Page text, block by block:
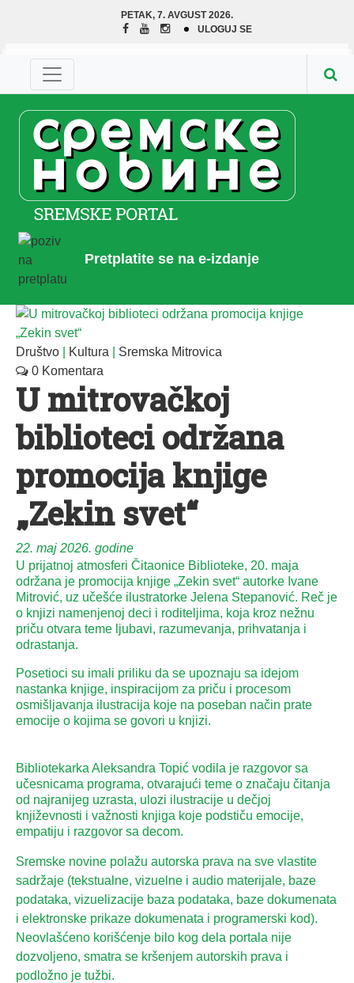
PETAK, 7. AVGUST 2026.
ULOGUJ SE
Pretplatite se na e-izdanje
Društvo Kultura
Sremska Mitrovica
0 Komentara
U mitrovačkoj
biblioteci održana
promocija knjige
„Zekin svet“
22. maj 2026. godine
U prijatnoj atmosferi Čitaonice Biblioteke, 20. maja
održana je promocija knjige „Zekin svet“ autorke Ivane
Mitrović, uz učešće ilustratorke Jelena Stepanović. Reč je
o knjizi namenjenoj deci i roditeljima, koja kroz nežnu
priču otvara teme ljubavi, razumevanja, prihvatanja i
odrastanja.
Posetioci su imali priliku da se upoznaju sa idejom
nastanka knjige, inspiracijom za priču i procesom
osmišljavanja ilustracija koje na poseban način prate
emocije o kojima se govori u knjizi.
Bibliotekarka Aleksandra Topić vodila je razgovor sa
učesnicama programa, otvarajući teme o značaju čitanja
od najranijeg uzrasta, ulozi ilustracije u dečjoj
književnosti i važnosti knjiga koje podstiču emocije,
empatiju i razgovor sa decom.
Sremske novine polažu autorska prava na sve vlastite
sadržaje (tekstualne, vizuelne i audio materijale, baze
podataka, vizuelizacije baza podataka, baze dokumenata
i elektronske prikaze dokumenata i programerski kod).
Neovlašćeno korišćenje bilo kog dela portala nije
dozvoljeno, smatra se kršenjem autorskih prava i
podložno je tužbi.